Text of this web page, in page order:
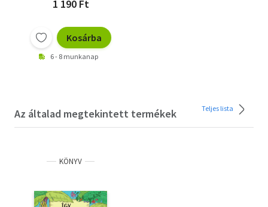
1 190 Ft
Kosárba
6 - 8 munkanap
Az általad megtekintett termékek Teljes lista
KÖNYV